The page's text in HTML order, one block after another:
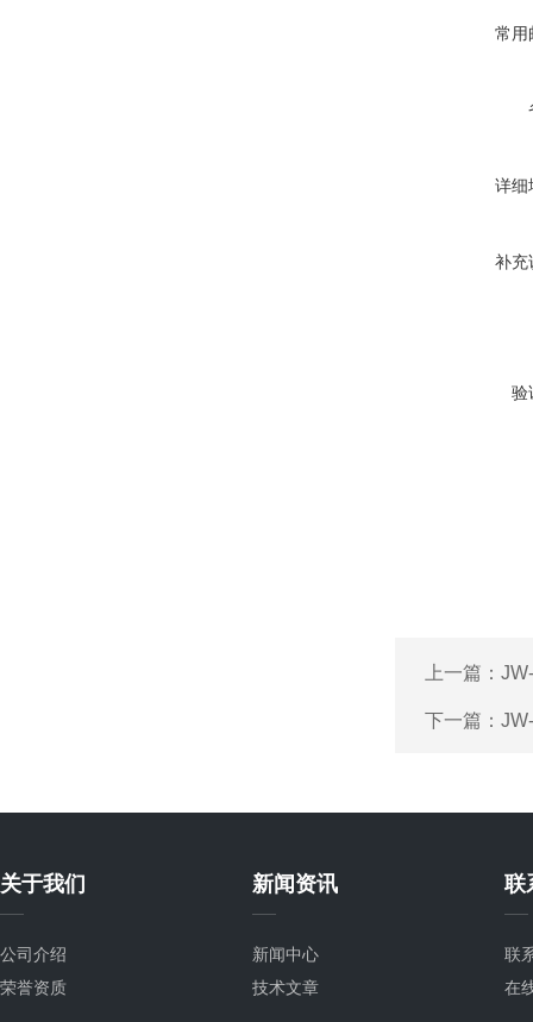
常用
详细
补充
验
上一篇：
下一篇：
关于我们
公司介绍
荣誉资质
新闻资讯
新闻中心
技术文章
联
联
在